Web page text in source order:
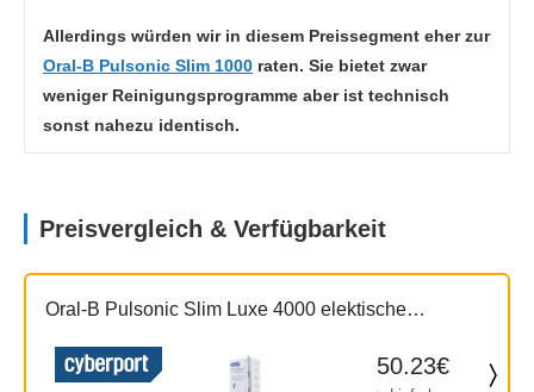
Allerdings würden wir in diesem Preissegment eher zur
Oral-B Pulsonic Slim 1000 raten. Sie bietet zwar
weniger Reinigungsprogramme aber ist technisch
sonst nahezu identisch.
Preisvergleich & Verfügbarkeit
Oral-B Pulsonic Slim Luxe 4000 elektische
50.23€